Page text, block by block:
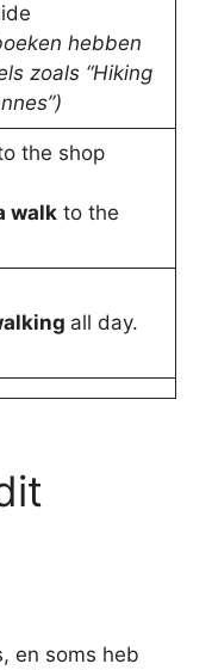
hebben
zoals “Hiking
the shop
walkto the
all day.
en soms heb